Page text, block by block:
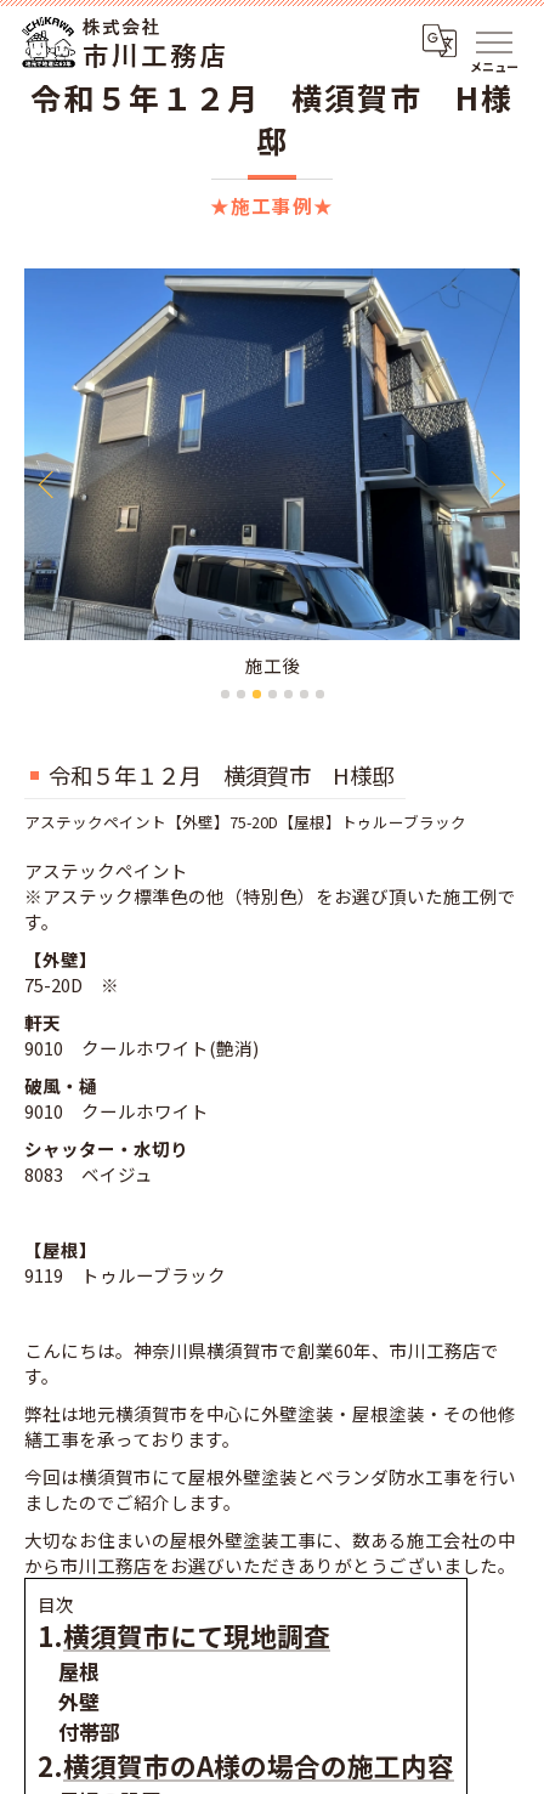
メニュー
★施工事例★
令和５年１２月 横須賀市 H様
邸
施工前
令和５年１２月 横須賀市 H様邸
アステックペイント【外壁】75-20D【屋根】トゥルーブラック
アステックペイント
※アステック標準色の他（特別色）をお選び頂いた施工例で
す。
【外壁】
75-20D ※
軒天
9010 クールホワイト(艶消)
破風・樋
9010 クールホワイト
シャッター・水切り
8083 ベイジュ
【屋根】
9119 トゥルーブラック
こんにちは。神奈川県横須賀市で創業60年、市川工務店で
す。
弊社は地元横須賀市を中心に外壁塗装・屋根塗装・その他修
繕工事を承っております。
今回は横須賀市にて屋根外壁塗装とベランダ防水工事を行い
ましたのでご紹介します。
大切なお住まいの屋根外壁塗装工事に、数ある施工会社の中
から市川工務店をお選びいただきありがとうございました。
目次
1.横須賀市にて現地調査
屋根
外壁
付帯部
2.横須賀市のA様の場合の施工内容